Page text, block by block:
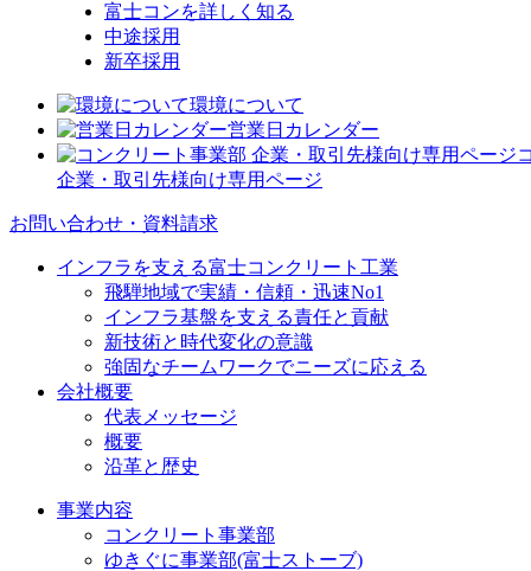
富士コンを詳しく知る
中途採用
新卒採用
環境について
営業日カレンダー
企業・取引先様向け専用ページ
お問い合わせ・資料請求
インフラを支える富士コンクリート工業
飛騨地域で実績・信頼・迅速No1
インフラ基盤を支える責任と貢献
新技術と時代変化の意識
強固なチームワークでニーズに応える
会社概要
代表メッセージ
概要
沿革と歴史
事業内容
コンクリート事業部
ゆきぐに事業部(富士ストーブ)